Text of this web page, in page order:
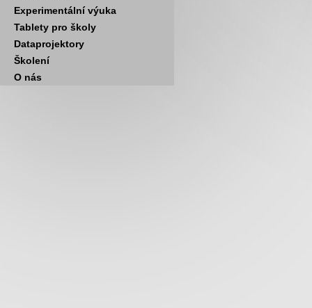
Experimentální výuka
Tablety pro školy
Dataprojektory
Školení
O nás